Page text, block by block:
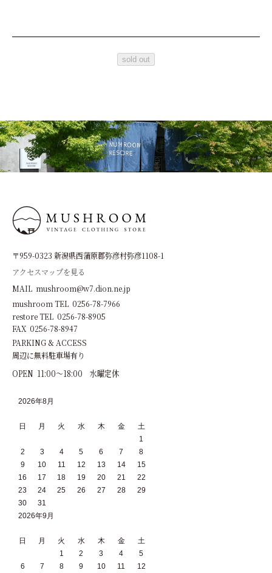
sold out
〒959-0323 新潟県西蒲原郡弥彦村弥彦1108-1
アクセスマップを見る
MAIL mushroom@w7.dion.ne.jp
mushroom TEL 0256-78-7966
restore TEL 0256-78-8905
FAX 0256-78-8947
PARKING & ACCESS
周辺に無料駐車場有り
OPEN 11:00～18:00 水曜定休
2026年8月
日 月 火 水 木 金
土
1
2
3 4 5 6 7
8
9
10 11 12 13 14
15
16
17 18 19 20 21
22
23
24 25 26 27 28
29
30
31
2026年9月
日 月 火 水 木 金
土
1
2 3 4
5
6
7 8 9 10 11 12